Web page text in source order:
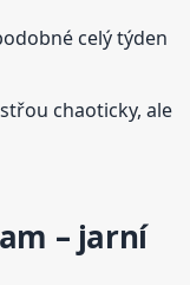
celý týden
chaoticky, ale
– jarní